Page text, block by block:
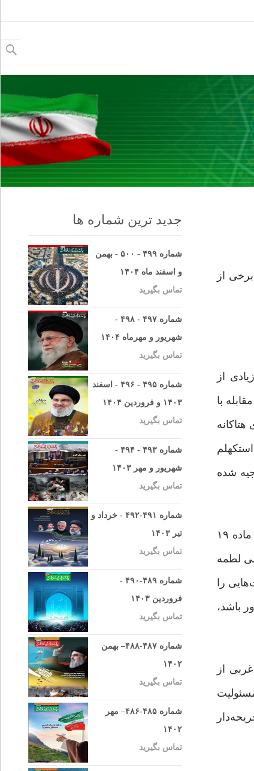
برای:
از
از
با
شده
۲٫سئوال این است که حد آزادی بیان در حقوق بین‌الملل کجاست؟ در پاسخ به‌طور خلاصه باید گفت که براساس بند سوم ماده ۱۹
لطمه
را
باشد،
از
جدید ترین شماره ها
شماره ۴۹۹ - ۵۰۰ - بهمن
و اسفند ماه ۱۴۰۴
تماس بگیرید
شماره ۴۹۷ - ۴۹۸ -
شهریور و مهرماه ۱۴۰۴
تماس بگیرید
شماره ۴۹۵ - ۴۹۶ - اسفند
۱۴۰۳ و فروردین ۱۴۰۴
تماس بگیرید
شماره ۴۹۳ - ۴۹۴ -
شهریور و مهر ۱۴۰۳
تماس بگیرید
شماره ۴۹۱-۴۹۲ - خرداد و
تیر ۱۴۰۳
تماس بگیرید
شماره ۴۸۹-۴۹۰ -
فروردین ۱۴۰۳
تماس بگیرید
شماره ۴۸۷-۴۸۸– بهمن
۱۴۰۲
تماس بگیرید
شماره ۴۸۵-۴۸۶– مهر
۱۴۰۲
تماس بگیرید